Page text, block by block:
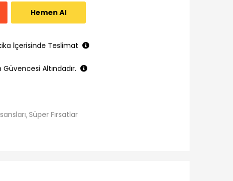
Hemen Al
İçerisinde Teslimat
Güvencesi Altındadır.
Süper Fırsatlar